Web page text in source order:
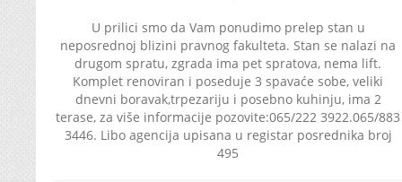
U prilici smo da Vam ponudimo prelep stan u
neposrednoj blizini pravnog fakulteta. Stan se nalazi na
drugom spratu, zgrada ima pet spratova, nema lift.
Komplet renoviran i poseduje 3 spavaće sobe, veliki
dnevni boravak,trpezariju i posebno kuhinju, ima 2
terase, za više informacije pozovite:065/222 3922.065/883
3446. Libo agencija upisana u registar posrednika broj
495